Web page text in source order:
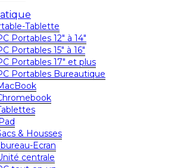
Tablette
Portables 12″ à 14″
Portables 15″ à 16″
Portables 17″ et plus
Portables Bureautique
& Housses
Ecran
centrale